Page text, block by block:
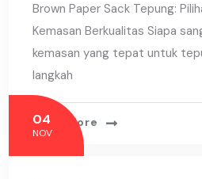
Brown Paper Sack Tepung:
Kemasan Berkualitas Siapa
kemasan yang tepat untuk
langkah
Read More
04
NOV